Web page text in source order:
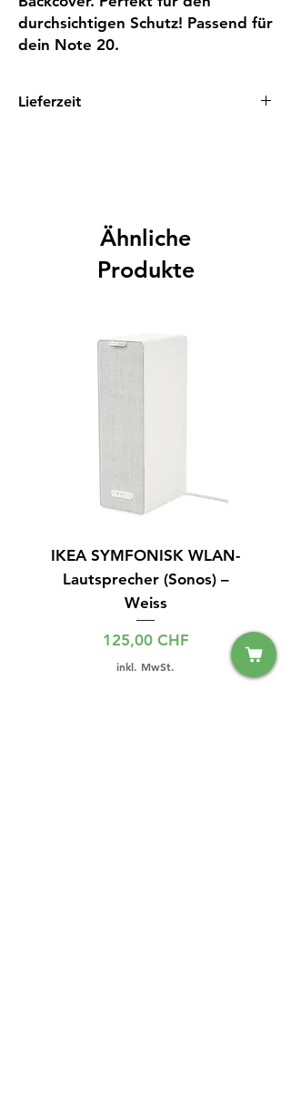
durchsichtigen Schutz! Passend für
dein Note 20.
Lieferzeit
Ähnliche
Produkte
IKEA SYMFONISK WLAN-
Lautsprecher (Sonos) –
Weiss
Preis
125,00 CHF
inkl. MwSt.